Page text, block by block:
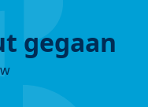
gegaan